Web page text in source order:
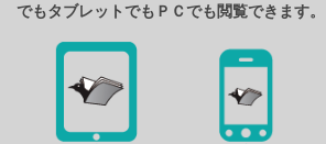
でもタブレットでもＰＣでも閲覧できます。